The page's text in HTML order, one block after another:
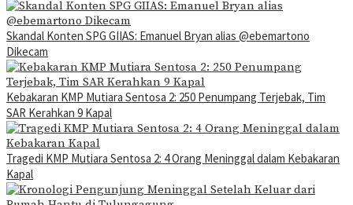
Skandal Konten SPG GIIAS: Emanuel Bryan alias @ebemartono
Dikecam
Kebakaran KMP Mutiara Sentosa 2: 250 Penumpang Terjebak, Tim
SAR Kerahkan 9 Kapal
Tragedi KMP Mutiara Sentosa 2: 4 Orang Meninggal dalam Kebakaran
Kapal